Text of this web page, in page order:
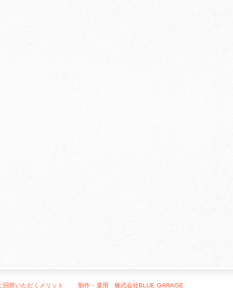
回答いただくメリット 制作・運用 株式会社BLUE GARAGE